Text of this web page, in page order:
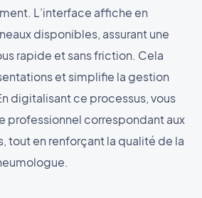
L’interface affiche en
disponibles, assurant une
rapide et sans friction. Cela
et simplifie la gestion
digitalisant ce processus, vous
professionnel correspondant aux
tout en renforçant la qualité de la